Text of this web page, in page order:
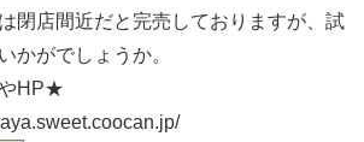
閉店間近だと完売しておりますが、試
かがでしょうか。
HP★